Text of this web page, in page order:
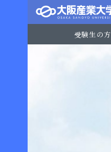
受験生の方